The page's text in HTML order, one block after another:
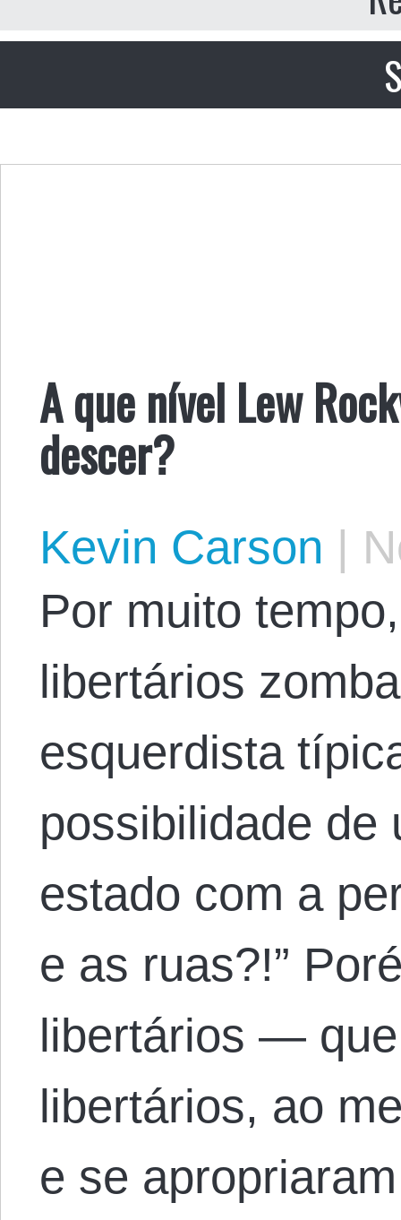
A que nível Lew
descer?
Kevin Carson |
Por muito
libertários
esquerdista
possibilidade de
estado com a
e as ruas?!”
libertários —
libertários, ao
e se